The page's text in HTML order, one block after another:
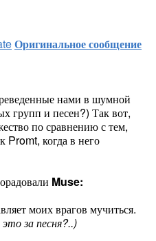
Оригинальное сообщение
нами в шумной
групп и песен?) Так вот,
по сравнению с тем,
Promt, когда в него
Muse:
моих врагов мучиться.
за песня?..)